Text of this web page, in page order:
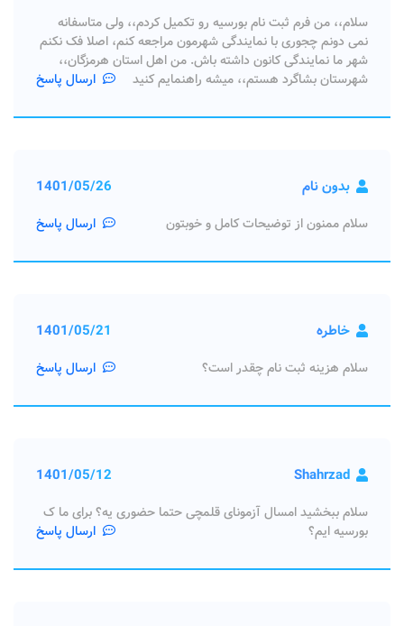
سلام،، من فرم ثبت نام بورسیه رو تکمیل کردم،، ولی متاسفانه
نمی دونم چجوری با نمایندگی شهرمون مراجعه کنم، اصلا فک نکنم
شهر ما نمایندگی کانون داشته باش. من اهل استان هرمزگان،،
شهرستان بشاگرد هستم،، میشه راهنمایم کنید
ارسال پاسخ
بدون نام 1401/05/26
سلام ممنون از توضیحات کامل و خوبتون ارسال پاسخ
خاطره 1401/05/21
سلام هزینه ثبت نام چقدر است؟ ارسال پاسخ
Shahrzad
1401/05/12
سلام ببخشید امسال آزمونای قلمچی حتما حضوری یه؟ برای ما ک
بورسیه ایم؟
ارسال پاسخ